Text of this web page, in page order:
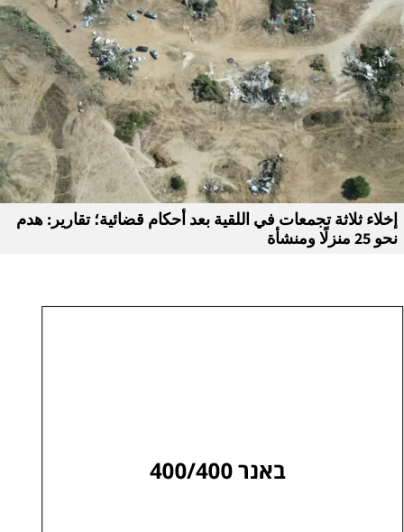
إخلاء ثلاثة تجمعات في اللقية بعد أحكام قضائية؛ تقارير: هدم
نحو 25 منزلًا ومنشأة